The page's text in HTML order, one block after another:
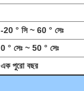
-20 ° সি ~ 60 ° সেঃ
0 ° সেঃ ~ 50 ° সেঃ
এক পুরো বছর